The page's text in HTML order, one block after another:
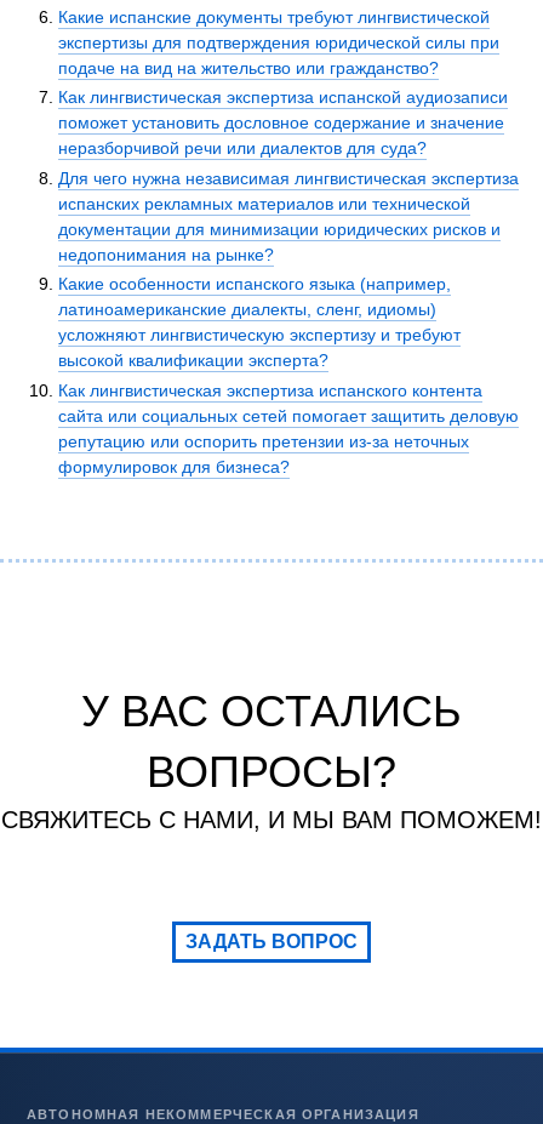
Какие испанские документы требуют лингвистической
экспертизы для подтверждения юридической силы при
подаче на вид на жительство или гражданство?
Как лингвистическая экспертиза испанской аудиозаписи
поможет установить дословное содержание и значение
неразборчивой речи или диалектов для суда?
Для чего нужна независимая лингвистическая экспертиза
испанских рекламных материалов или технической
документации для минимизации юридических рисков и
недопонимания на рынке?
Какие особенности испанского языка (например,
латиноамериканские диалекты, сленг, идиомы)
усложняют лингвистическую экспертизу и требуют
высокой квалификации эксперта?
Как лингвистическая экспертиза испанского контента
сайта или социальных сетей помогает защитить деловую
репутацию или оспорить претензии из-за неточных
формулировок для бизнеса?
У ВАС ОСТАЛИСЬ
ВОПРОСЫ?
СВЯЖИТЕСЬ С НАМИ, И МЫ ВАМ ПОМОЖЕМ!
ЗАДАТЬ ВОПРОС
АВТОНОМНАЯ НЕКОММЕРЧЕСКАЯ ОРГАНИЗАЦИЯ